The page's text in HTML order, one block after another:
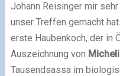
Johann Reisinger mir
unser Treffen gemacht
erste Haubenkoch, der in
Auszeichnung von
Tausendsassa im